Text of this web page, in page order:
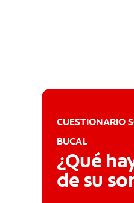
CUESTIONARIO
BUCAL
¿Qué
de su